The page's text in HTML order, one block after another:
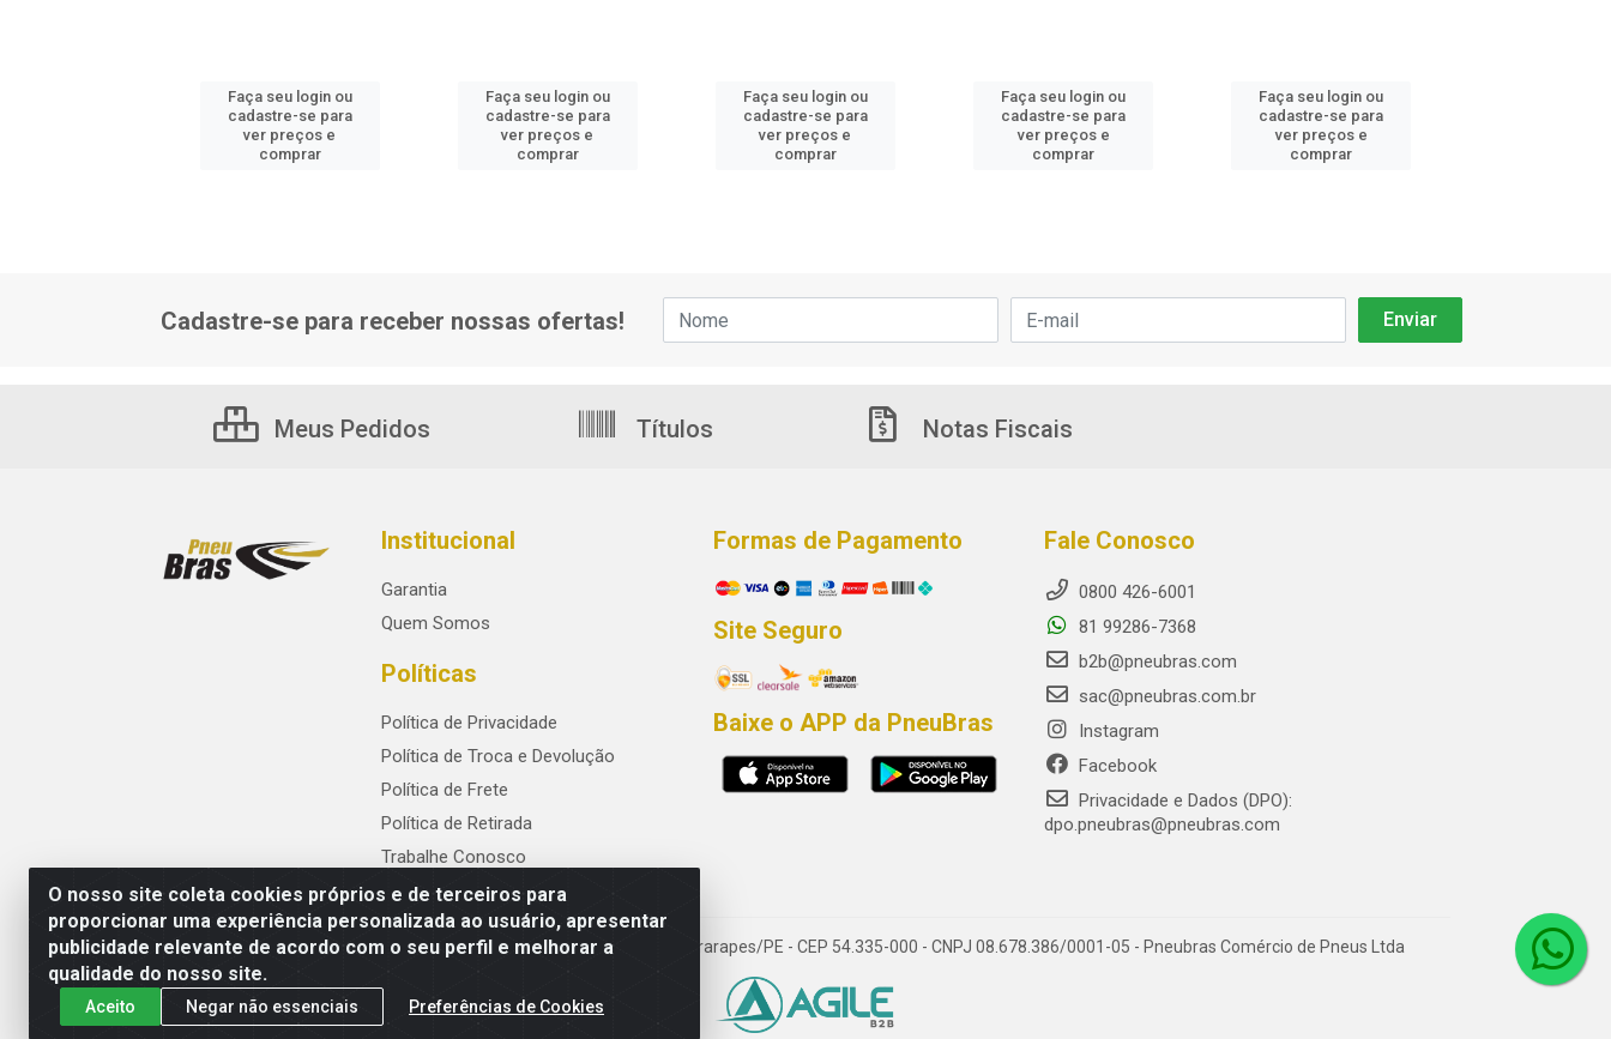
Faça seu login ou
cadastre-se para
ver preços e
comprar
Faça seu login ou
cadastre-se para
ver preços e
comprar
Faça seu login ou
cadastre-se para
ver preços e
comprar
Faça seu login ou
cadastre-se para
ver preços e
comprar
Faça seu login ou
cadastre-se para
ver preços e
comprar
O nosso site coleta cookies próprios e de terceiros para
proporcionar uma experiência personalizada ao usuário, apresentar
publicidade relevante de acordo com o seu perfil e melhorar a
qualidade do nosso site.
Aceito Negar não essenciais Preferências de Cookies
Cadastre-se para receber nossas ofertas!
Meus Pedidos Títulos Notas Fiscais
Institucional
Garantia
Quem Somos
Políticas
Política de Privacidade
Política de Troca e Devolução
Política de Frete
Política de Retirada
Trabalhe Conosco
Formas de Pagamento
Site Seguro
Baixe o APP da PneuBras
Fale Conosco
0800 426-6001
81 99286-7368
b2b@pneubras.com
sac@pneubras.com.br
Instagram
Facebook
Privacidade e Dados (DPO):
dpo.pneubras@pneubras.com
PneuBras - Rodovia BR-101, KM 82 - Prazeres, Jaboatão dos Guararapes/PE - CEP 54.335-000 - CNPJ 08.678.386/0001-05 - Pneubras Comércio de Pneus Ltda